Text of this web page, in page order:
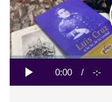
Play Current
0:00 / -:-
Loaded: